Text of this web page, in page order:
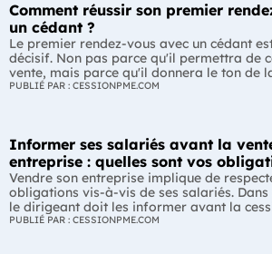
Comment réussir son premier
un cédant ?
Le premier rendez-vous avec un cédant
décisif. Non pas parce qu'il permettra de
vente, mais parce qu'il donnera le ton de
Avant de parler prix ou financement, il
négociation. Le cédant évalue le repreneur
celui-ci découvre l'entreprise. Une bonne
une écoute active sont souvent plus
longue liste de questions. Avant le rendez-vous :
préparez-vous autant que pour un
entretien commence bien avant de
PUBLIÉ PAR : CESSIONPME.COM
Informer ses salariés avant la
entreprise : quelles sont vos
Vendre son entreprise implique de
obligations vis-à-vis de ses salariés. Dans
le dirigeant doit les informer avant la
leur permettre, s'ils le souhaitent, de
PUBLIÉ PAR : CESSIONPME.COM